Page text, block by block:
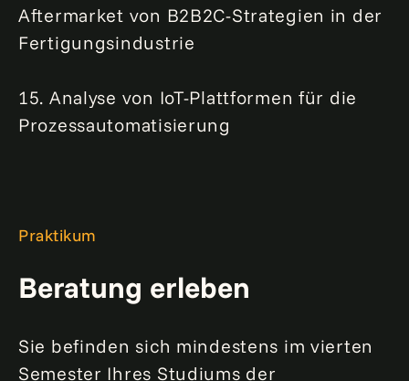
Aftermarket von B2B2C-Strategien in der
Fertigungsindustrie
15. Analyse von IoT-Plattformen für die
Prozessautomatisierung
Praktikum
Beratung erleben
Sie befinden sich mindestens im vierten
Semester Ihres Studiums der